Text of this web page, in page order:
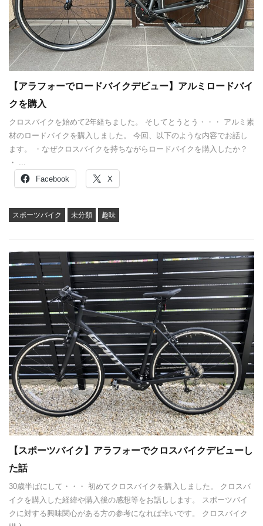
【アラフォーでロードバイクデビュー】アルミロードバイ
クを購入
クロスバイクを始めて2年経ちました。 そしてとうとう・・・ アルミ素
材のロードバイクを購入しました。 今回、以下のような内容でお話し
ます。 ・なぜクロスバイクを持ちながらロードバイクを購入したか？
・ ...
Facebook
X
スポーツバイク 未分類 趣味
【スポーツバイク】アラフォーでクロスバイクデビューし
た話
30歳半ばにして・・・ 初めてクロスバイクを購入しました。 クロスバ
イクを購入した経緯や購入後の感想等をお話しします。 スポーツバイ
クに対する興味関心がある方の参考になれば幸いです。 クロスバイク